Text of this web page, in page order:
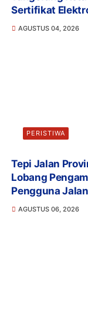
Sertifikat
AGUSTUS 04, 2026
PERISTIWA
Tepi Jalan
Lobang
Pengguna Jalan
AGUSTUS 06, 2026